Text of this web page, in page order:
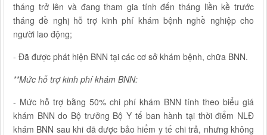
tháng trở lên và đang tham gia tính đến tháng liền kề trước
tháng đề nghị hỗ trợ kinh phí khám bệnh nghề nghiệp cho
người lao động;
- Đã được phát hiện BNN tại các cơ sở khám bệnh, chữa BNN.
**Mức hỗ trợ kinh phí khám BNN:
- Mức hỗ trợ bằng 50% chi phí khám BNN tính theo biểu giá
khám BNN do Bộ trưởng Bộ Y tế ban hành tại thời điểm NLĐ
khám BNN sau khi đã được bảo hiểm y tế chi trả, nhưng không